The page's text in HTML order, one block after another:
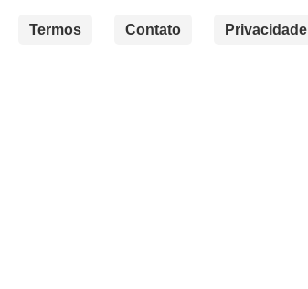
Termos Contato Privacidade